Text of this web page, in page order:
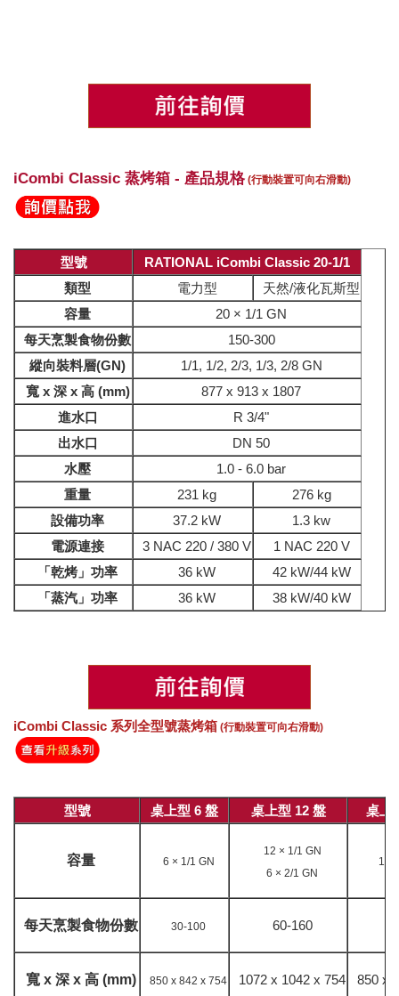
iCombi Classic 蒸烤箱 - 產品規格 (行動裝置可向右滑動)
型號
RATIONAL iCombi Classic 20-1/1
類型
電力型
天然/液化瓦斯型
容量
20 × 1/1 GN
每天烹製食物份數
150-300
縱向裝料層(GN)
1/1, 1/2, 2/3, 1/3, 2/8 GN
寬 x 深 x 高 (mm)
877 x 913 x 1807
進水口
R 3/4"
出水口
DN 50
水壓
1.0 - 6.0 bar
重量
231 kg
276 kg
設備功率
37.2 kW
1.3 kw
電源連接
3 NAC 220 / 380 V
1 NAC 220 V
「乾烤」功率
36 kW
42 kW/44 kW
「蒸汽」功率
36 kW 38 kW/40 kW
iCombi Classic 系列全型號蒸烤箱 (行動裝置可向右滑動)
型號 桌上型 6 盤 桌上型 12 盤 桌上
容量 6 × 1/1 GN
12 × 1/1 GN
6 × 2/1 GN
10
每天烹製食物份數 30-100 60-160
寬 x 深 x 高 (mm) 850 x 842 x 754 1072 x 1042 x 754 850 x